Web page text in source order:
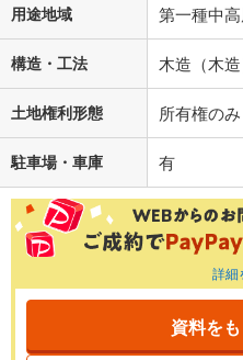
用途地域 第一種中
構造・工法 木造（木造
土地権利形態 所有権のみ
駐車場・車庫 有
詳細
資料を